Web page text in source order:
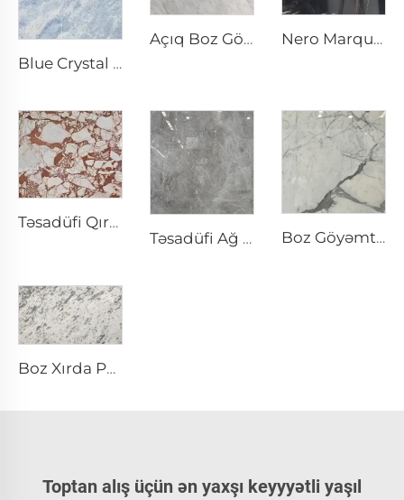
Blue Crystal Boz Ağ Təbii Daş Marmar, Göy-Boz Doku və Parlaq Ləkələr
Açıq Boz Göyəmti ilə Bianco Karara Ağ Təbii Daş Mramor Nero Marquina Qara Təbii Daş Marmar, Ağ Çatlamış Vənili Doku
Təsadüfi Qırmızı-Qəhvəyi Naxışlı Burberry Ağ Təbii Daş Mramor
Təsadüfi Ağ Çatlarla İstehsal Edilmiş Buz Boz Boz Təbii Daş Mramor
Boz Göyəmti və Naxışlı Calacatta Ağ Təbii Daş Mramor
Boz Xırda Parçaqlı Struktur ilə Alyaska Ağ Ağ Təbii Daş Mramor
Toptan alış üçün ən yaxşı keyyyətli yaşıl